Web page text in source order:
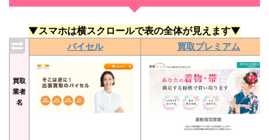
▼スマホは横スクロールで表の全体が見えます▼
買取
業者
名
バイセル 買取プレミアム